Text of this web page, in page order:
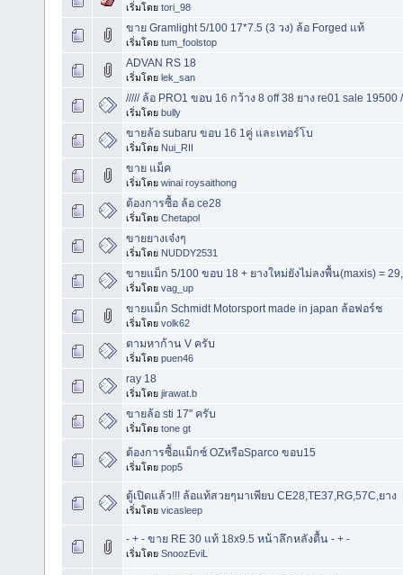
เริ่มโดย tori_98
ขาย Gramlight 5/100 17*7.5 (3 วง) ล้อ Forged แท้
เริ่มโดย tum_foolstop
ADVAN RS 18
เริ่มโดย lek_san
///// ล้อ PRO1 ขอบ 16 กว้าง 8 off 38 ยาง re01 sale 19500
เริ่มโดย bully
ขายล้อ subaru ขอบ 16 1คู่ และเทอร์โบ
เริ่มโดย Nui_RII
ขาย แม็ค
เริ่มโดย winai roysaithong
ต้องการซื้อ ล้อ ce28
เริ่มโดย Chetapol
ขายยางเจ๋งๆ
เริ่มโดย NUDDY2531
ขายแม็ก 5/100 ขอบ 18 + ยางใหม่ยังไม่ลงพื้น(maxis) =
เริ่มโดย vag_up
ขายแม็ก Schmidt Motorsport made in japan ล้อฟอร์ช
เริ่มโดย volk62
ตามหาก้าน V ครับ
เริ่มโดย puen46
ray 18
เริ่มโดย jirawat.b
ขายล้อ sti 17" ครับ
เริ่มโดย tone gt
ต้องการซื้อแม็กซ์ OZหรือSparco ขอบ15
เริ่มโดย pop5
ตู้เปิดแล้ว!!! ล้อแท้สวยๆมาเพียบ CE28,TE37,RG,57C,ยาง
เริ่มโดย vicasleep
- + - ขาย RE 30 แท้ 18x9.5 หน้าลึกหลังตื้น - + -
เริ่มโดย SnoozEviL